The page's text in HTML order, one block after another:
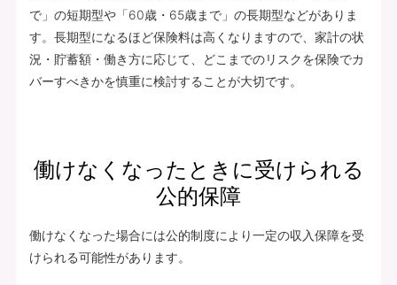
で」の短期型や「60歳・65歳まで」の長期型などがありま
す。長期型になるほど保険料は高くなりますので、家計の状
況・貯蓄額・働き方に応じて、どこまでのリスクを保険でカ
バーすべきかを慎重に検討することが大切です。
働けなくなったときに受けられる
公的保障
働けなくなった場合には公的制度により一定の収入保障を受
けられる可能性があります。